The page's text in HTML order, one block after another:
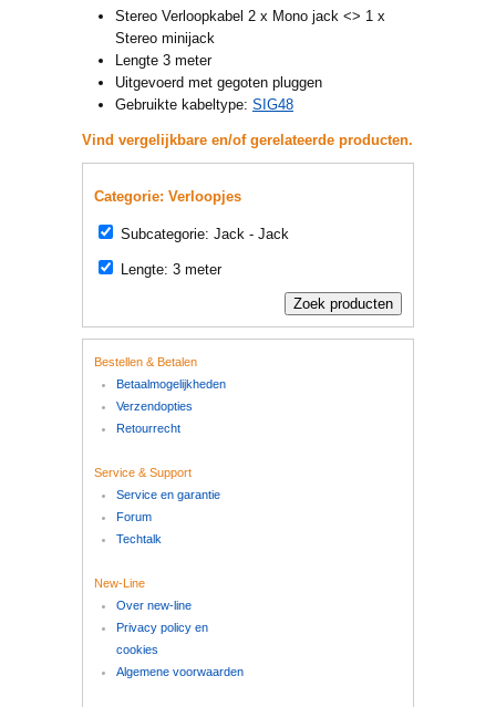
Stereo Verloopkabel 2 x Mono jack <> 1 x
Stereo minijack
Lengte 3 meter
Uitgevoerd met gegoten pluggen
Gebruikte kabeltype: SIG48
Vind vergelijkbare en/of gerelateerde producten.
Categorie: Verloopjes
Subcategorie: Jack - Jack
Lengte: 3 meter
Bestellen & Betalen
Betaalmogelijkheden
Verzendopties
Retourrecht
Service & Support
Service en garantie
Forum
Techtalk
New-Line
Over new-line
Privacy policy en
cookies
Algemene voorwaarden